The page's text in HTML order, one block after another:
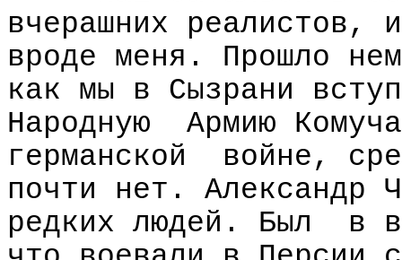
вчерашних реалистов,
вроде меня. Прошло
как мы в Сызрани
Народную
Армию
германской
войне,
почти нет. Александр
редких людей. Был
в